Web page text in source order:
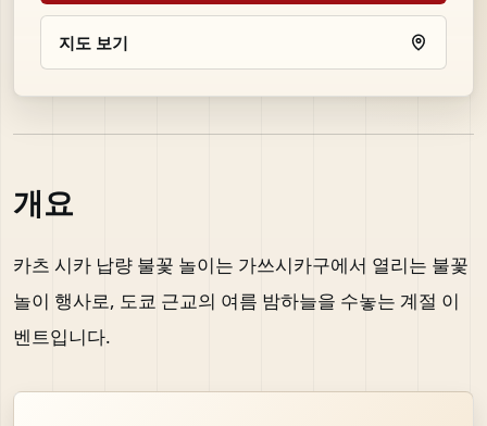
지도 보기
개요
카츠 시카 납량 불꽃 놀이는 가쓰시카구에서 열리는 불꽃
놀이 행사로, 도쿄 근교의 여름 밤하늘을 수놓는 계절 이
벤트입니다.